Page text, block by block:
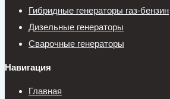
Гибридные генераторы газ-бензин
Дизельные генераторы
Сварочные генераторы
Навигация
Главная